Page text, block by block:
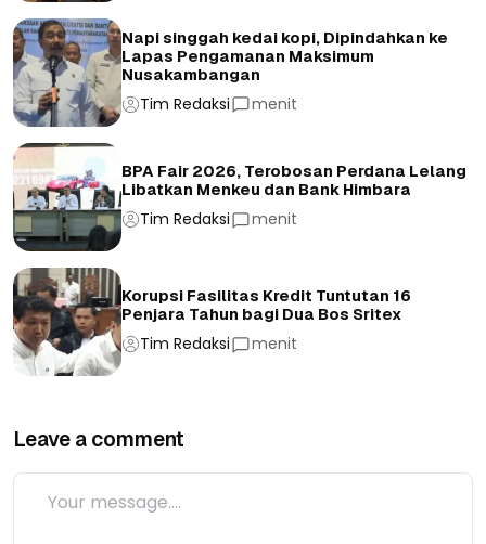
Napi singgah kedai kopi, Dipindahkan ke
Lapas Pengamanan Maksimum
Nusakambangan
Tim Redaksi menit
BPA Fair 2026, Terobosan Perdana Lelang
Libatkan Menkeu dan Bank Himbara
Tim Redaksi menit
Korupsi Fasilitas Kredit Tuntutan 16
Penjara Tahun bagi Dua Bos Sritex
Tim Redaksi menit
Leave a comment